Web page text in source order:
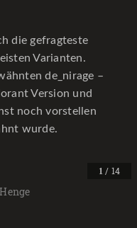
die gefragteste
Varianten.
de_nirage –
Version und
noch vorstellen
wurde.
1 / 14